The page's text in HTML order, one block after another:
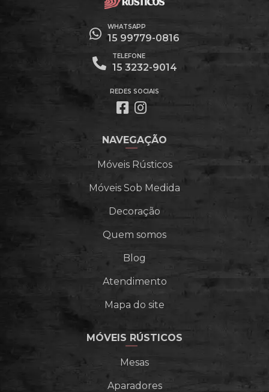
WHATSAPP
15 99779-0816
TELEFONE
15 3232-9014
REDES SOCIAIS
NAVEGAÇÃO
Móveis Rústicos
Móveis Sob Medida
Decoração
Quem somos
Blog
Atendimento
Mapa do site
MÓVEIS RÚSTICOS
Mesas
Aparadores